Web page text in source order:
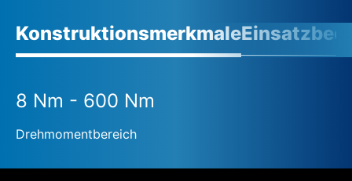
Konstruktionsmerkmale
8 Nm - 600 Nm
Drehmomentbereich